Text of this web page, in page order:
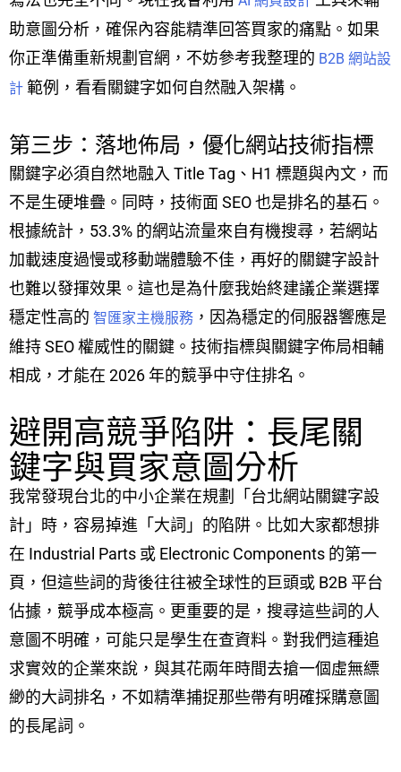
助意圖分析，確保內容能精準回答買家的痛點。如果
你正準備重新規劃官網，不妨參考我整理的 B2B 網站設
計 範例，看看關鍵字如何自然融入架構。
第三步：落地佈局，優化網站技術指標
關鍵字必須自然地融入 Title Tag、H1 標題與內文，而
不是生硬堆疊。同時，技術面 SEO 也是排名的基石。
根據統計，53.3% 的網站流量來自有機搜尋，若網站
加載速度過慢或移動端體驗不佳，再好的關鍵字設計
也難以發揮效果。這也是為什麼我始終建議企業選擇
穩定性高的 智匯家主機服務 ，因為穩定的伺服器響應是
維持 SEO 權威性的關鍵。技術指標與關鍵字佈局相輔
相成，才能在 2026 年的競爭中守住排名。
避開高競爭陷阱：長尾關
鍵字與買家意圖分析
我常發現台北的中小企業在規劃「台北網站關鍵字設
計」時，容易掉進「大詞」的陷阱。比如大家都想排
在 Industrial Parts 或 Electronic Components 的第一
頁，但這些詞的背後往往被全球性的巨頭或 B2B 平台
佔據，競爭成本極高。更重要的是，搜尋這些詞的人
意圖不明確，可能只是學生在查資料。對我們這種追
求實效的企業來說，與其花兩年時間去搶一個虛無縹
緲的大詞排名，不如精準捕捉那些帶有明確採購意圖
的長尾詞。